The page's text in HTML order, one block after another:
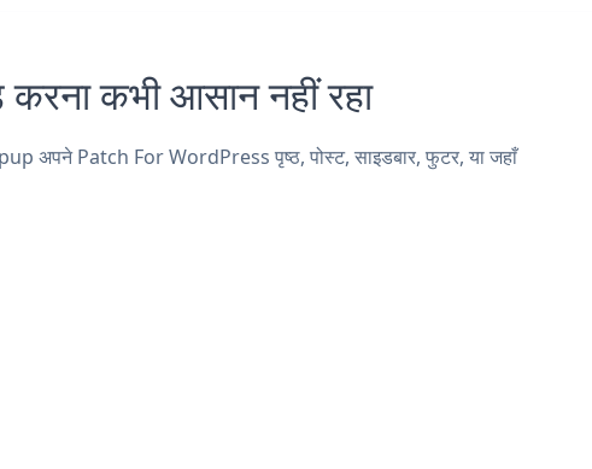
कभी आसान नहीं रहा
अपने Patch For WordPress पृष्ठ, पोस्ट, साइडबार, फुटर, या जहाँ